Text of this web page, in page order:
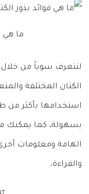
ما هي
لنتعرف سوياً من خلال
الكتان المختلفة
استخدامها بأكثر من
بسهولة، كما يمكنك
الهامة ومعلومات
والقراءة.